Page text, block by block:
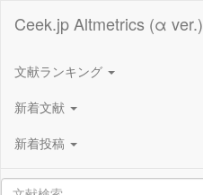
Ceek.jp Altmetrics (α ver.)
文献ランキング
新着文献
新着投稿